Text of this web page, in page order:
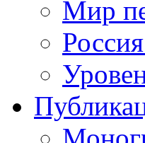
Мир